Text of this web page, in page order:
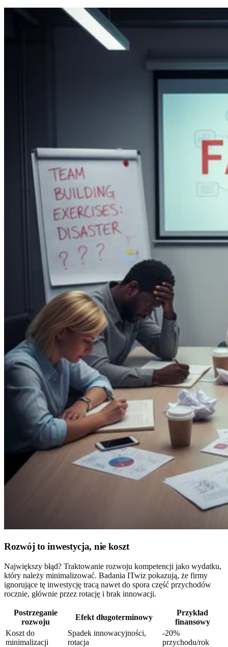
Rozwój to inwestycja, nie koszt
Największy błąd? Traktowanie rozwoju kompetencji jako wydatku,
który należy minimalizować. Badania ITwiz pokazują, że firmy
ignorujące tę inwestycję tracą nawet do spora część przychodów
rocznie, głównie przez rotację i brak innowacji.
Postrzeganie
rozwoju
Efekt długoterminowy
Przykład
finansowy
Koszt do
minimalizacji
Spadek innowacyjności,
rotacja
-20%
przychodu/rok